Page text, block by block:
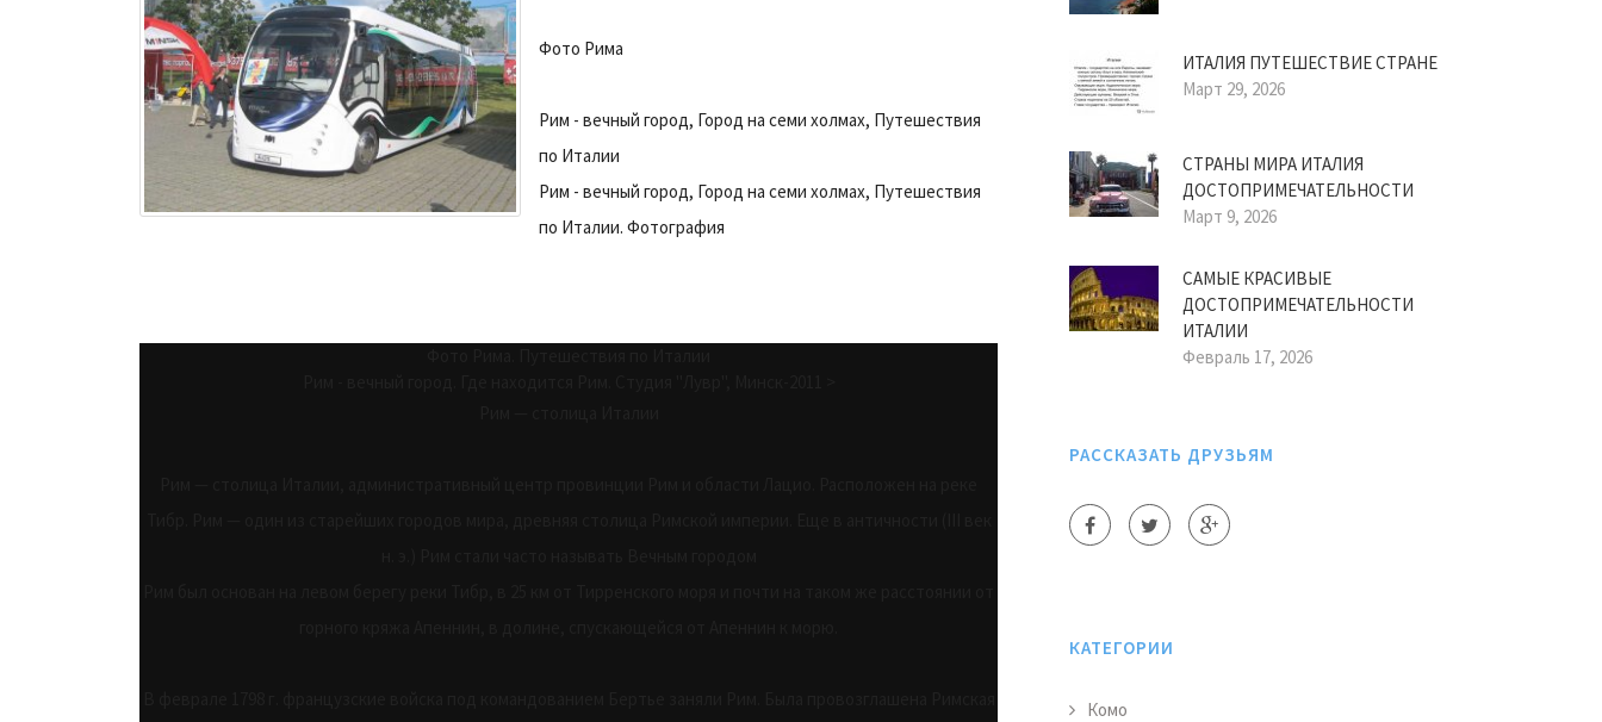
Фото Рима
Рим - вечный город, Город на семи холмах, Путешествия
по Италии
Рим - вечный город, Город на семи холмах, Путешествия
по Италии. Фотография
ИТАЛИЯ ПУТЕШЕСТВИЕ СТРАНЕ
Март 29, 2026
СТРАНЫ МИРА ИТАЛИЯ
ДОСТОПРИМЕЧАТЕЛЬНОСТИ
Март 9, 2026
САМЫЕ КРАСИВЫЕ
ДОСТОПРИМЕЧАТЕЛЬНОСТИ
ИТАЛИИ
Февраль 17, 2026
РАССКАЗАТЬ ДРУЗЬЯМ
КАТЕГОРИИ
Комо